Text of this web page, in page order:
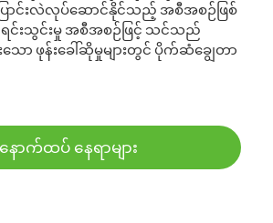
ာင်းလဲလုပ်ဆောင်နိုင်သည့် အစီအစဉ်ဖြစ်
င်းသွင်းမှု အစီအစဉ်ဖြင့် သင်သည်
ော ဖုန်းခေါ်ဆိုမှုများတွင် ပိုက်ဆံချွေတာ
နောက်ထပ် နေရာများ